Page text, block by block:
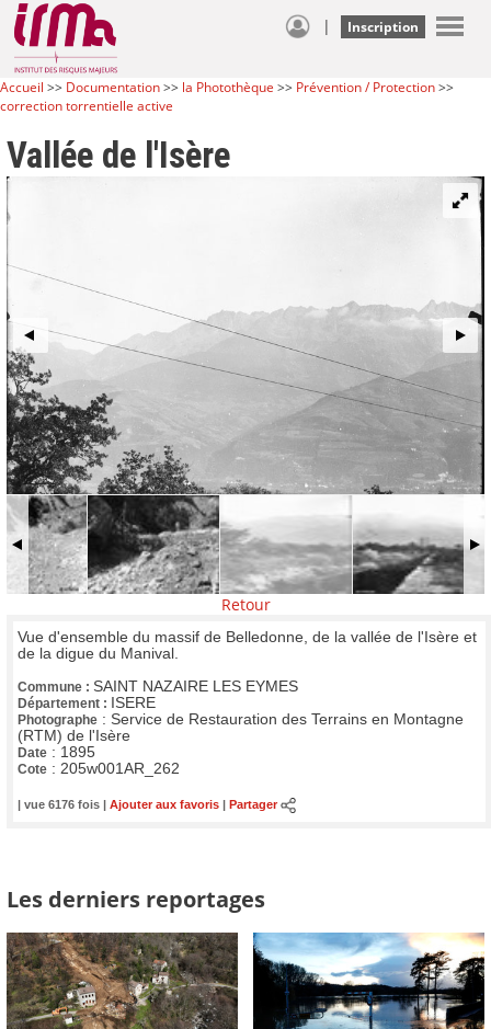
| Inscription
Accueil >> Documentation>> la Photothèque >> Prévention / Protection>>
correction torrentielle active
Vallée de l'Isère
Retour
Vue d'ensemble du massif de Belledonne, de la vallée de l'Isère et
de la digue du Manival.
Commune : SAINT NAZAIRE LES EYMES
Département : ISERE
Photographe : Service de Restauration des Terrains en Montagne
(RTM) de l'Isère
Date : 1895
Cote : 205w001AR_262
| vue 6176 fois | Ajouter aux favoris Partager
Les derniers reportages